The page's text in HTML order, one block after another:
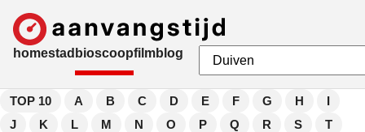
homestad bioscoopfilmblog
TOP 10 A B C D E F G H
I
J
K L M N O P Q R S
T